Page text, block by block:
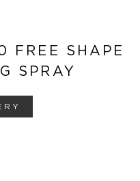
FREE SHAPE
SPRAY